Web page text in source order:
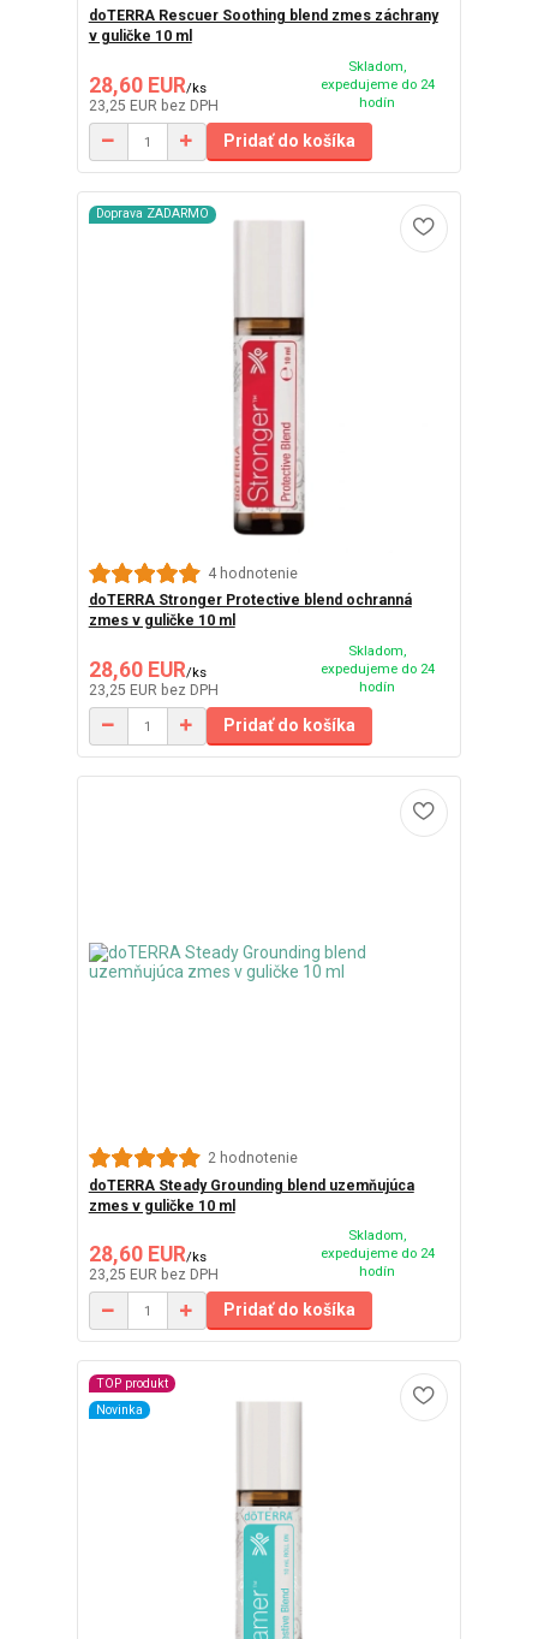
doTERRA Rescuer Soothing blend zmes záchrany
v guličke 10 ml
28,60 EUR/ks
23,25 EUR bez DPH
Skladom,
expedujeme do 24
hodín
Pridať do košíka
Doprava ZADARMO
4 hodnotenie
doTERRA Stronger Protective blend ochranná
zmes v guličke 10 ml
28,60 EUR/ks
23,25 EUR bez DPH
Skladom,
expedujeme do 24
hodín
Pridať do košíka
2 hodnotenie
doTERRA Steady Grounding blend uzemňujúca
zmes v guličke 10 ml
28,60 EUR/ks
23,25 EUR bez DPH
Skladom,
expedujeme do 24
hodín
Pridať do košíka
TOP produkt
Novinka